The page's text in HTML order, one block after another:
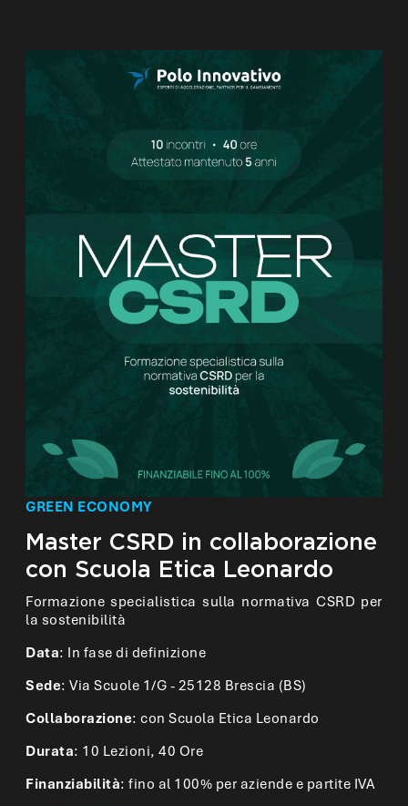
GREEN ECONOMY
Master CSRD in collaborazione
con Scuola Etica Leonardo
Formazione specialistica sulla normativa CSRD per
la sostenibilità
Data: In fase di definizione
Sede: Via Scuole 1/G - 25128 Brescia (BS)
Collaborazione: con Scuola Etica Leonardo
Durata: 10 Lezioni, 40 Ore
Finanziabilità: fino al 100% per aziende e partite IVA